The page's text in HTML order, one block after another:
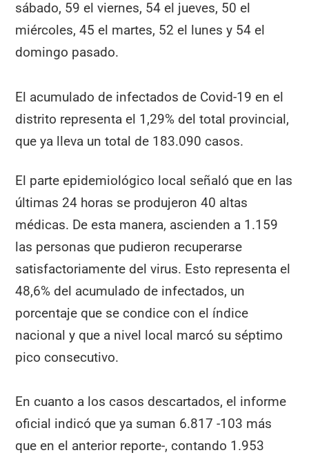
sábado, 59 el viernes, 54 el jueves, 50 el
miércoles, 45 el martes, 52 el lunes y 54 el
domingo pasado.
El acumulado de infectados de Covid-19 en el
distrito representa el 1,29% del total provincial,
que ya lleva un total de 183.090 casos.
El parte epidemiológico local señaló que en las
últimas 24 horas se produjeron 40 altas
médicas. De esta manera, ascienden a 1.159
las personas que pudieron recuperarse
satisfactoriamente del virus. Esto representa el
48,6% del acumulado de infectados, un
porcentaje que se condice con el índice
nacional y que a nivel local marcó su séptimo
pico consecutivo.
En cuanto a los casos descartados, el informe
oficial indicó que ya suman 6.817 -103 más
que en el anterior reporte-, contando 1.953